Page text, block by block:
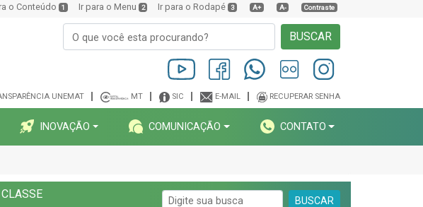
o Conteúdo 1 Ir para o Menu 2 Ir para o Rodapé 3 A+ A- Contraste
BUSCAR
UNEMAT MT SIC E-MAIL RECUPERAR SENHA
INOVAÇÃO COMUNICAÇÃO CONTATO
BUSCAR